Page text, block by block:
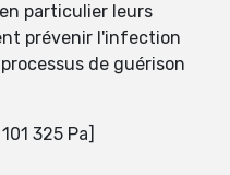
particulier leurs
prévenir l'infection
de guérison
325 Pa]